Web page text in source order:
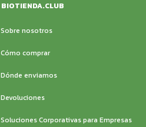
BIOTIENDA.CLUB
Sobre nosotros
Cómo comprar
Dónde enviamos
Devoluciones
Soluciones Corporativas para Empresas